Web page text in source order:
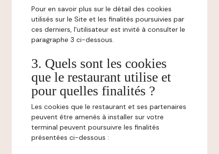
Pour en savoir plus sur le détail des cookies
utilisés sur le Site et les finalités poursuivies par
ces derniers, l'utilisateur est invité à consulter le
paragraphe 3 ci-dessous.
3. Quels sont les cookies
que le restaurant utilise et
pour quelles finalités ?
Les cookies que le restaurant et ses partenaires
peuvent être amenés à installer sur votre
terminal peuvent poursuivre les finalités
présentées ci-dessous :